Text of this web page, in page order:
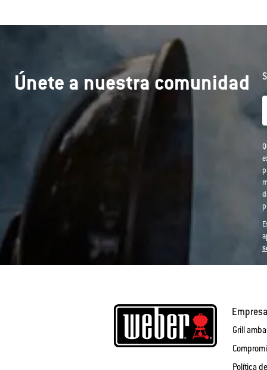
Únete a nuestra comunidad
Grill
Política